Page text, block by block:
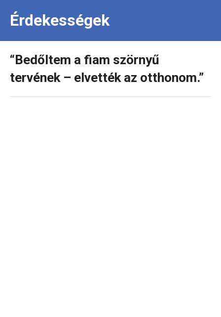
Érdekességek
“Bedőltem a fiam szörnyű
tervének – elvették az otthonom.”